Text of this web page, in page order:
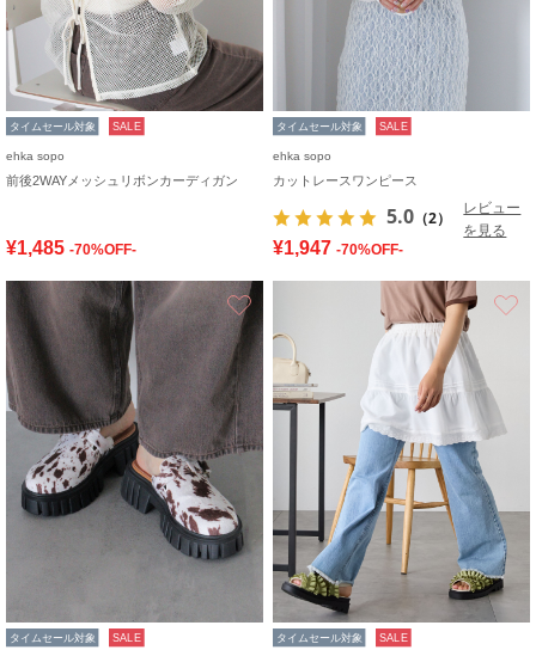
タイムセール対象 SALE
ehka sopo
前後2WAYメッシュリボンカーディガン
¥1,485 -70%OFF-
タイムセール対象 SALE
ehka sopo
カットレースワンピース
5.0 （2）
レビュー
を見る
¥1,947 -70%OFF-
タイムセール対象 SALE タイムセール対象 SALE